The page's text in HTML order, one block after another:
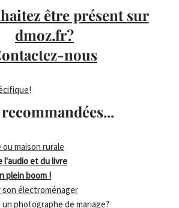
être présent sur
dmoz.fr?
nous
!
maison rurale
l'audio et du livre
plein boom !
électroménager
photographe de mariage?